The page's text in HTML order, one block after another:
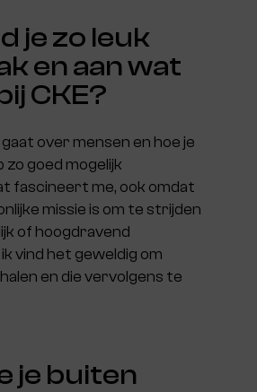
je zo leuk
en aan wat
CKE?
over mensen en hoe je
zo goed mogelijk
fascineert me, ook omdat
missie is om te strijden
of hoogdravend
vind het geweldig om
en die vervolgens te
je buiten